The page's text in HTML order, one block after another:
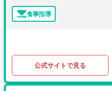
食事指導
公式サイトで見る